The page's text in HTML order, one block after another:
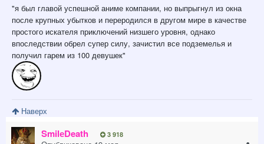
"я был главой успешной аниме компании, но выпрыгнул из окна
после крупных убытков и переродился в другом мире в качестве
простого искателя приключений низшего уровня, однако
впоследствии обрел супер силу, зачистил все подземелья и
получил гарем из 100 девушек"
Наверх
SmilеDeath 3 918